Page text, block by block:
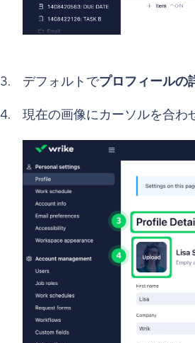
デフォルトでプロフィールの
現在の画像にカーソルを合わ